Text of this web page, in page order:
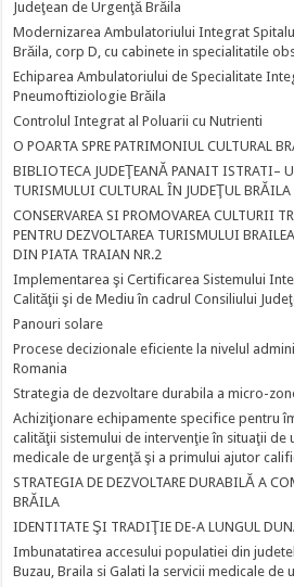
Judeţean de Urgenţă Brăila
Modernizarea Ambulatoriului Integrat
Brăila, corp D, cu cabinete in specialitatile
Echiparea Ambulatoriului de Specialitate
Pneumoftiziologie Brăila
Controlul Integrat al Poluarii cu Nutrienti
O POARTA SPRE PATRIMONIUL CULTURAL
BIBLIOTECA JUDEŢEANĂ PANAIT ISTRATI–
TURISMULUI CULTURAL ÎN JUDEŢUL BRĂILA
CONSERVAREA SI PROMOVAREA CULTURII
PENTRU DEZVOLTAREA TURISMULUI
DIN PIATA TRAIAN NR.2
Implementarea şi Certificarea Sistemului
Calităţii şi de Mediu în cadrul Consiliului
Panouri solare
Procese decizionale eficiente la nivelul
Romania
Strategia de dezvoltare durabila a micro-
Achiziţionare echipamente specifice pentru
calităţii sistemului de intervenţie în situaţii de
medicale de urgenţă şi a primului ajutor
STRATEGIA DE DEZVOLTARE DURABILĂ A
BRĂILA
IDENTITATE ŞI TRADIŢIE DE-A LUNGUL
Imbunatatirea accesului populatiei din
Buzau, Braila si Galati la servicii medicale de